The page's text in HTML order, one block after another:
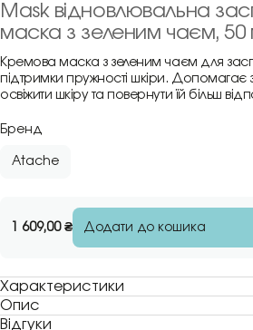
Mask відновлювальна
маска з зеленим чаєм, 50
Кремова маска з зеленим чаєм для
підтримки пружності шкіри. Допомагає
освіжити шкіру та повернути їй більш
Бренд
Atache
1 609,00₴ Додати до кошика
Характеристики
Опис
Відгуки